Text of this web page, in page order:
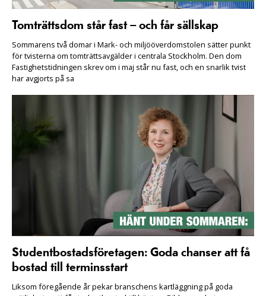
Tomträttsdom står fast – och får sällskap
Sommarens två domar i Mark- och miljööverdomstolen sätter punkt
för tvisterna om tomträttsavgälder i centrala Stockholm. Den dom
Fastighetstidningen skrev om i maj står nu fast, och en snarlik tvist
har avgjorts på sa
Studentbostadsföretagen: Goda chanser att få
bostad till terminsstart
Liksom föregående år pekar branschens kartläggning på goda